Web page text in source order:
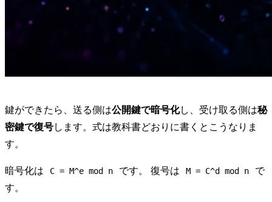
鍵ができたら、送る側は公開鍵で暗号化し、受け取る側は秘
密鍵で復号します。式は教科書どおりに書くとこうなりま
す。
暗号化は C = M^e mod n です。 復号は M = C^d mod n
で
す。